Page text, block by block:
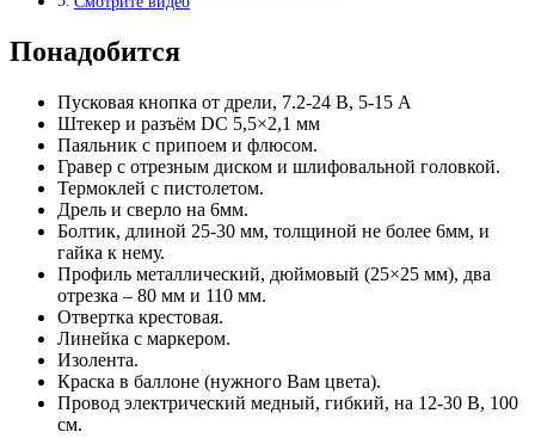
Понадобится
Пусковая кнопка от дрели, 7.2-24 В, 5-15 А
Штекер и разъём DC 5,5×2,1 мм
Паяльник с припоем и флюсом.
Гравер с отрезным диском и шлифовальной головкой.
Термоклей с пистолетом.
Дрель и сверло на 6мм.
Болтик, длиной 25-30 мм, толщиной не более 6мм, и
гайка к нему.
Профиль металлический, дюймовый (25×25 мм), два
отрезка – 80 мм и 110 мм.
Отвертка крестовая.
Линейка с маркером.
Изолента.
Краска в баллоне (нужного Вам цвета).
Провод электрический медный, гибкий, на 12-30 В, 100
см.